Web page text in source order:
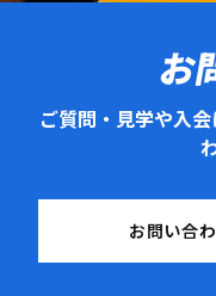
お
ご質問・見学や入
お問い合